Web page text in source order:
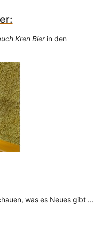
Kren Bierin den
was es Neues gibt ...